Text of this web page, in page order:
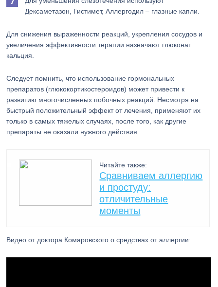
Дексаметазон, Гистимет, Аллергодил – глазные капли.
Для снижения выраженности реакций, укрепления сосудов и
увеличения эффективности терапии назначают глюконат
кальция.
Следует помнить, что использование гормональных
препаратов (глюкокортикостероидов) может привести к
развитию многочисленных побочных реакций. Несмотря на
быстрый положительный эффект от лечения, применяют их
только в самых тяжелых случаях, после того, как другие
препараты не оказали нужного действия.
Читайте также:
Сравниваем аллергию
и простуду:
отличительные
моменты
Видео от доктора Комаровского о средствах от аллергии: